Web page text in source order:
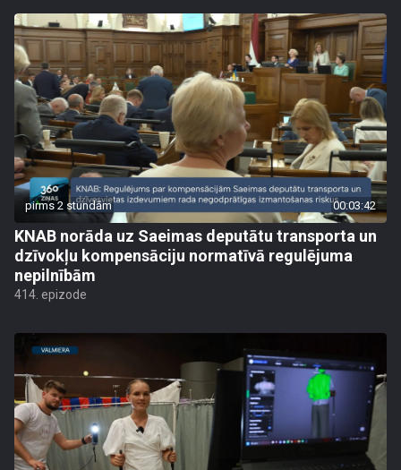
pirms 2 stundām 00:03:42
KNAB norāda uz Saeimas deputātu transporta un
dzīvokļu kompensāciju normatīvā regulējuma
nepilnībām
414. epizode